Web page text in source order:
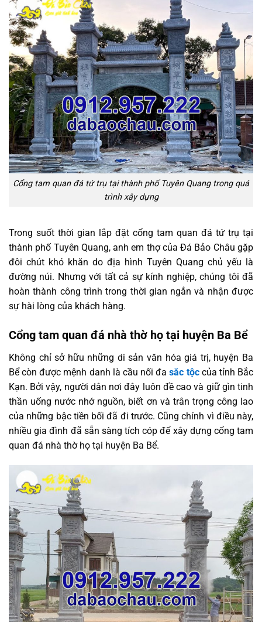
Cổng tam quan đá tứ trụ tại thành phố Tuyên Quang trong quá
trình xây dựng
Trong suốt thời gian lắp đặt cổng tam quan đá tứ trụ tại
thành phố Tuyên Quang, anh em thợ của Đá Bảo Châu gặp
đôi chút khó khăn do địa hình Tuyên Quang chủ yếu là
đường núi. Nhưng với tất cả sự kính nghiệp, chúng tôi đã
hoàn thành công trình trong thời gian ngắn và nhận được
sự hài lòng của khách hàng.
Cổng tam quan đá nhà thờ họ tại huyện Ba Bể
Không chỉ sở hữu những di sản văn hóa giá trị, huyện Ba
Bể còn được mệnh danh là cầu nối đasắc tộccủa tỉnh Bắc
Kạn. Bởi vậy, người dân nơi đây luôn đề cao và giữ gìn tinh
thần uống nước nhớ nguồn, biết ơn và trân trọng công lao
của những bậc tiền bối đã đi trước. Cũng chính vì điều này,
nhiều gia đình đã sẵn sàng tích cóp để xây dựng cổng tam
quan đá nhà thờ họ tại huyện Ba Bể.